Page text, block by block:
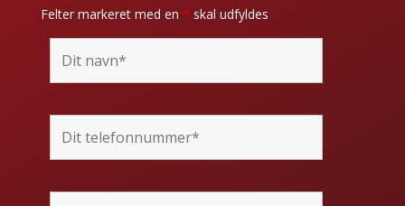
Felter markeret med en * skal udfyldes